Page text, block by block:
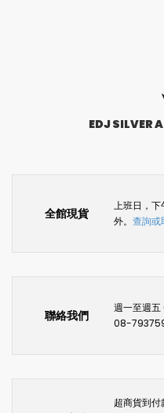
EDJ SILVER
全館現貨
上班日，下
外。 查詢或
聯絡我們
週一至週
08-
超商貨到